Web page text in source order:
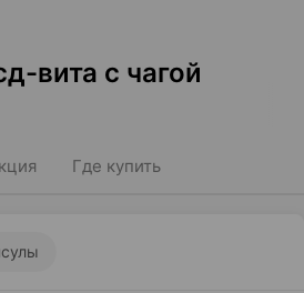
вита с чагой
Где купить